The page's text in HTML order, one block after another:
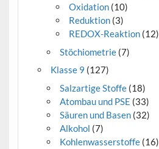
Oxidation (10)
Reduktion (3)
REDOX-Reaktion (12)
Stöchiometrie (7)
Klasse 9 (127)
Salzartige Stoffe (18)
Atombau und PSE (33)
Säuren und Basen (32)
Alkohol (7)
Kohlenwasserstoffe (16)